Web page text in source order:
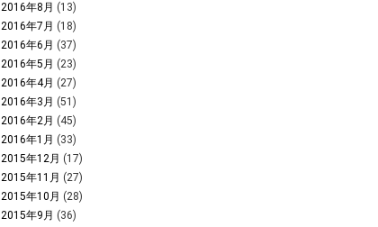
2016年8月 (13)
2016年7月 (18)
2016年6月 (37)
2016年5月 (23)
2016年4月 (27)
2016年3月 (51)
2016年2月 (45)
2016年1月 (33)
2015年12月 (17)
2015年11月 (27)
2015年10月 (28)
2015年9月 (36)